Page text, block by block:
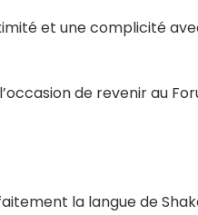
et une complicité
de revenir au
la langue de